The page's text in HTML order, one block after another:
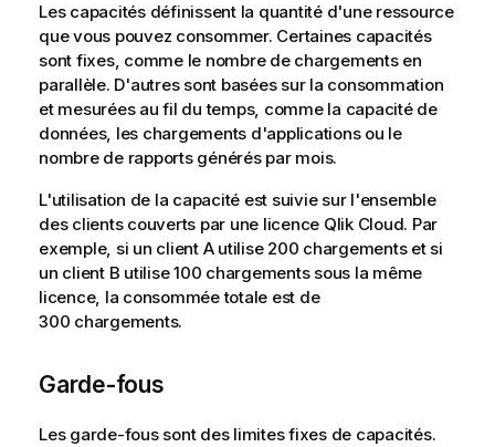
Les capacités définissent la quantité d'une ressource
que vous pouvez consommer. Certaines capacités
sont fixes, comme le nombre de chargements en
parallèle. D'autres sont basées sur la consommation
et mesurées au fil du temps, comme la capacité de
données, les chargements d'applications ou le
nombre de rapports générés par mois.
L'utilisation de la capacité est suivie sur l'ensemble
des clients couverts par une licence Qlik Cloud. Par
exemple, si un client A utilise 200 chargements et si
un client B utilise 100 chargements sous la même
licence, la consommée totale est de
300 chargements.
Garde-fous
Les garde-fous sont des limites fixes de capacités.